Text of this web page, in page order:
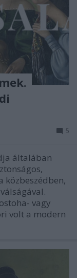
5
általában
közbeszédben,
vagy
volt a modern